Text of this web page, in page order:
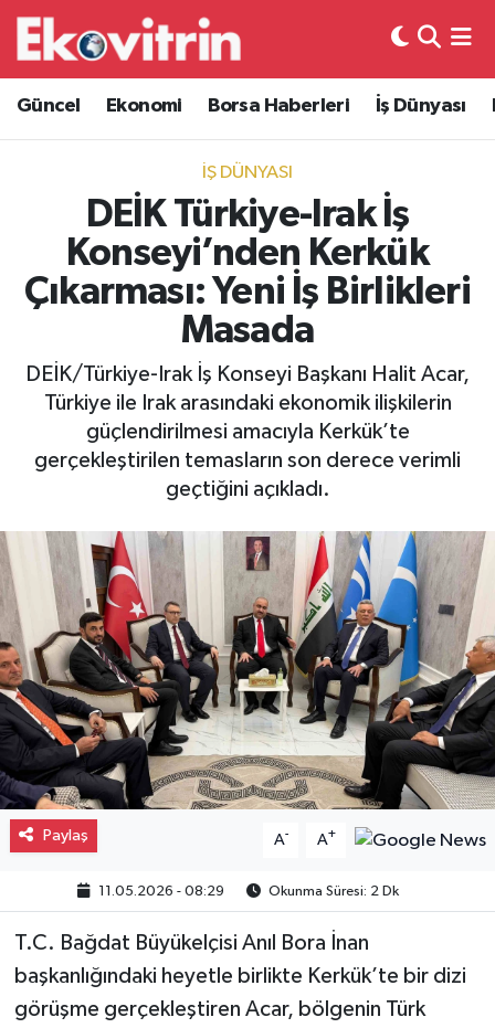
Güncel Ekonomi Borsa Haberleri İş Dünyası
İŞ DÜNYASI
DEİK Türkiye-Irak İş
Konseyi’nden Kerkük
Çıkarması: Yeni İş Birlikleri
Masada
DEİK/Türkiye-Irak İş Konseyi Başkanı Halit Acar,
Türkiye ile Irak arasındaki ekonomik ilişkilerin
güçlendirilmesi amacıyla Kerkük’te
gerçekleştirilen temasların son derece verimli
geçtiğini açıkladı.
Paylaş A- A+
11.05.2026 - 08:29 Okunma Süresi: 2 Dk
T.C. Bağdat Büyükelçisi Anıl Bora İnan
başkanlığındaki heyetle birlikte Kerkük’te bir dizi
görüşme gerçekleştiren Acar, bölgenin Türk
Güncel
Ekonomi
Borsa Haberleri
İş Dünyası
Lojistik
Otovitrin
Asayiş
Gayrimenkul
Spor
Eğitim
Hava Durumu
Trafik Durumu
Süper Lig Puan Durumu ve Fikstür
Tüm Manşetler
Son Dakika Haberleri
Haber Arşivi